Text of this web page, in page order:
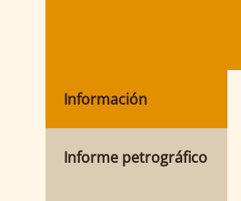
Información
Informe petrográfico